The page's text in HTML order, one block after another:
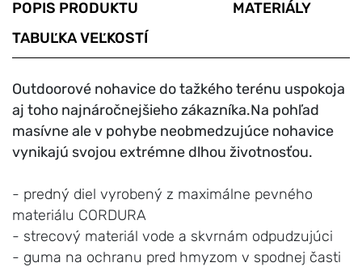
POPIS PRODUKTU
MATERIÁLY
TABUĽKA VEĽKOSTÍ
Outdoorové nohavice do tažkého terénu uspokoja
aj toho najnáročnejšieho zákazníka.Na pohľad
masívne ale v pohybe neobmedzujúce nohavice
vynikajú svojou extrémne dlhou životnosťou.
- predný diel vyrobený z maximálne pevného
materiálu CORDURA
- strecový materiál vode a skvrnám odpudzujúci
- guma na ochranu pred hmyzom v spodnej časti